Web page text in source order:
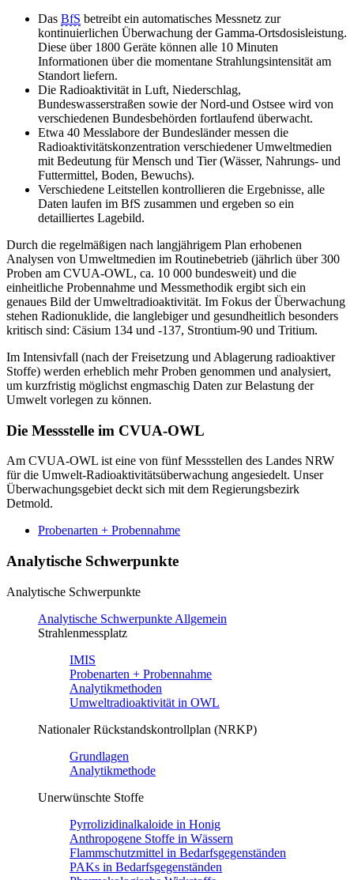
Das BfS betreibt ein automatisches Messnetz zur
kontinuierlichen Überwachung der Gamma-Ortsdosisleistung.
Diese über 1800 Geräte können alle 10 Minuten
Informationen über die momentane Strahlungsintensität am
Standort liefern.
Die Radioaktivität in Luft, Niederschlag,
Bundeswasserstraßen sowie der Nord-und Ostsee wird von
verschiedenen Bundesbehörden fortlaufend überwacht.
Etwa 40 Messlabore der Bundesländer messen die
Radioaktivitätskonzentration verschiedener Umweltmedien
mit Bedeutung für Mensch und Tier (Wässer, Nahrungs- und
Futtermittel, Boden, Bewuchs).
Verschiedene Leitstellen kontrollieren die Ergebnisse, alle
Daten laufen im BfS zusammen und ergeben so ein
detailliertes Lagebild.
Durch die regelmäßigen nach langjährigem Plan erhobenen
Analysen von Umweltmedien im Routinebetrieb (jährlich über 300
Proben am CVUA-OWL, ca. 10 000 bundesweit) und die
einheitliche Probennahme und Messmethodik ergibt sich ein
genaues Bild der Umweltradioaktivität. Im Fokus der Überwachung
stehen Radionuklide, die langlebiger und gesundheitlich besonders
kritisch sind: Cäsium 134 und -137, Strontium-90 und Tritium.
Im Intensivfall (nach der Freisetzung und Ablagerung radioaktiver
Stoffe) werden erheblich mehr Proben genommen und analysiert,
um kurzfristig möglichst engmaschig Daten zur Belastung der
Umwelt vorlegen zu können.
Die Messstelle im CVUA-OWL
Am CVUA-OWL ist eine von fünf Messstellen des Landes NRW
für die Umwelt-Radioaktivitätsüberwachung angesiedelt. Unser
Überwachungsgebiet deckt sich mit dem Regierungsbezirk
Detmold.
Probenarten + Probennahme
Analytische Schwerpunkte
Analytische Schwerpunkte
Analytische Schwerpunkte Allgemein
Strahlenmessplatz
IMIS
Probenarten + Probennahme
Analytikmethoden
Umweltradioaktivität in OWL
Nationaler Rückstandskontrollplan (NRKP)
Grundlagen
Analytikmethode
Unerwünschte Stoffe
Pyrrolizidinalkaloide in Honig
Anthropogene Stoffe in Wässern
Flammschutzmittel in Bedarfsgegenständen
PAKs in Bedarfsgegenständen